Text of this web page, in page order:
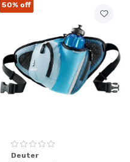
50% off
Deuter